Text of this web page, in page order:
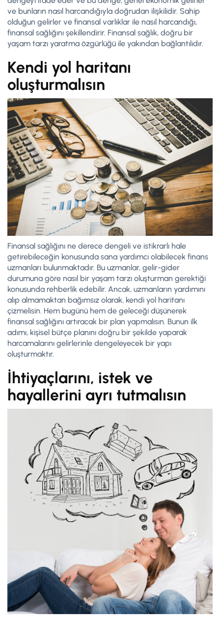
ve bunların nasıl harcandığıyla doğrudan ilişkilidir. Sahip
olduğun gelirler ve finansal varlıklar ile nasıl harcandığı,
finansal sağlığını şekillendirir. Finansal sağlık, doğru bir
yaşam tarzı yaratma özgürlüğü ile yakından bağlantılıdır.
Kendi yol haritanı
oluşturmalısın
Finansal sağlığını ne derece dengeli ve istikrarlı hale
getirebileceğin konusunda sana yardımcı olabilecek finans
uzmanları bulunmaktadır. Bu uzmanlar, gelir-gider
durumuna göre nasıl bir yaşam tarzı oluşturman gerektiği
konusunda rehberlik edebilir. Ancak, uzmanların yardımını
alıp almamaktan bağımsız olarak, kendi yol haritanı
çizmelisin. Hem bugünü hem de geleceği düşünerek
finansal sağlığını artıracak bir plan yapmalısın. Bunun ilk
adımı, kişisel bütçe planını doğru bir şekilde yaparak
harcamalarını gelirlerinle dengeleyecek bir yapı
oluşturmaktır.
İhtiyaçlarını, istek ve
hayallerini ayrı tutmalısın